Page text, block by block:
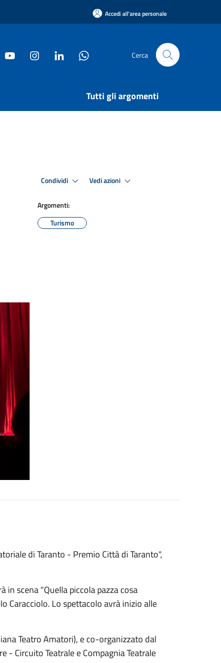
Accedi all'area personale
Cerca
Tutti gli argomenti
Condividi Vedi azioni
Argomenti:
Turismo
di Taranto - Premio Città di Taranto",
in scena "Quella piccola pazza cosa
Caracciolo. Lo spettacolo avrà inizio alle
Teatro Amatori), e co-organizzato dal
- Circuito Teatrale e Compagnia Teatrale